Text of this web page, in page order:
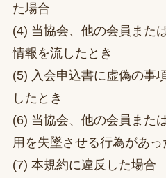
た場合
(4) 当協会、他の会員また
情報を流したとき
(5) 入会申込書に虚偽の事
したとき
(6) 当協会、他の会員また
用を失墜させる行為があっ
(7) 本規約に違反した場合